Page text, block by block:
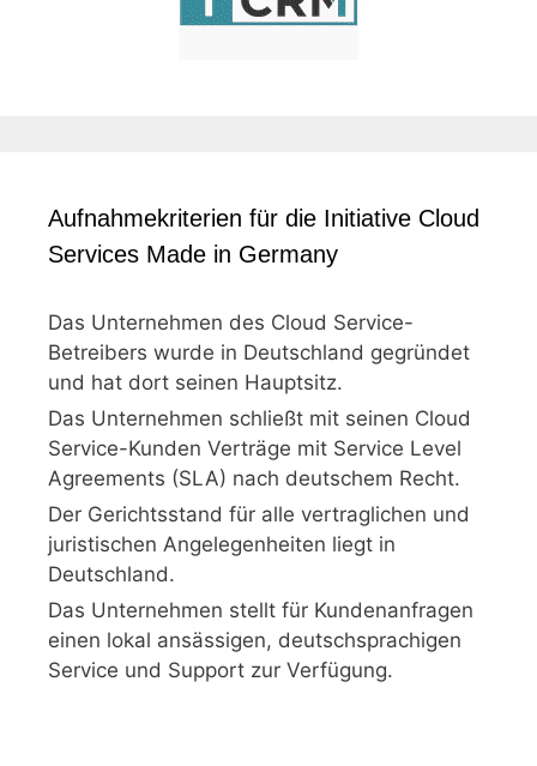
Aufnahmekriterien für die Initiative Cloud
Services Made in Germany
Das Unternehmen des Cloud Service-
Betreibers wurde in Deutschland gegründet
und hat dort seinen Hauptsitz.
Das Unternehmen schließt mit seinen Cloud
Service-Kunden Verträge mit Service Level
Agreements (SLA) nach deutschem Recht.
Der Gerichtsstand für alle vertraglichen und
juristischen Angelegenheiten liegt in
Deutschland.
Das Unternehmen stellt für Kundenanfragen
einen lokal ansässigen, deutschsprachigen
Service und Support zur Verfügung.